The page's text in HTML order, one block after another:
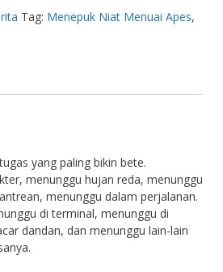
Tag: Menepuk Niat Menuai Apes,
yang paling bikin bete.
menunggu hujan reda, menunggu
menunggu dalam perjalanan.
di terminal, menunggu di
dandan, dan menunggu lain-lain